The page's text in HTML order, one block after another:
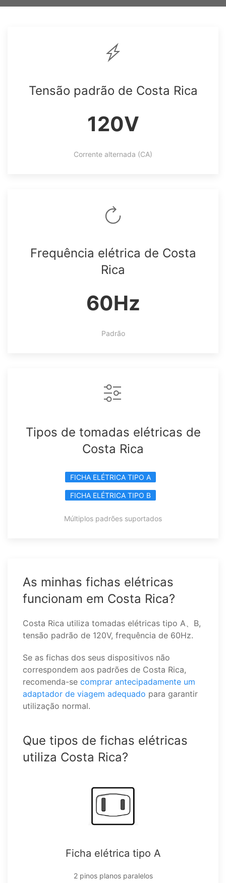
Tensão padrão de Costa Rica
120V
Corrente alternada (CA)
Frequência elétrica de Costa
Rica
60Hz
Padrão
Tipos de tomadas elétricas de
Costa Rica
FICHA ELÉTRICA TIPO A
FICHA ELÉTRICA TIPO B
Múltiplos padrões suportados
As minhas fichas elétricas
funcionam em Costa Rica?
Costa Rica utiliza tomadas elétricas tipo A、B,
tensão padrão de 120V, frequência de 60Hz.
Se as fichas dos seus dispositivos não
correspondem aos padrões de Costa Rica,
recomenda-se comprar antecipadamente um
adaptador de viagem adequado para garantir
utilização normal.
Que tipos de fichas elétricas
utiliza Costa Rica?
Ficha elétrica tipo A
2 pinos planos paralelos